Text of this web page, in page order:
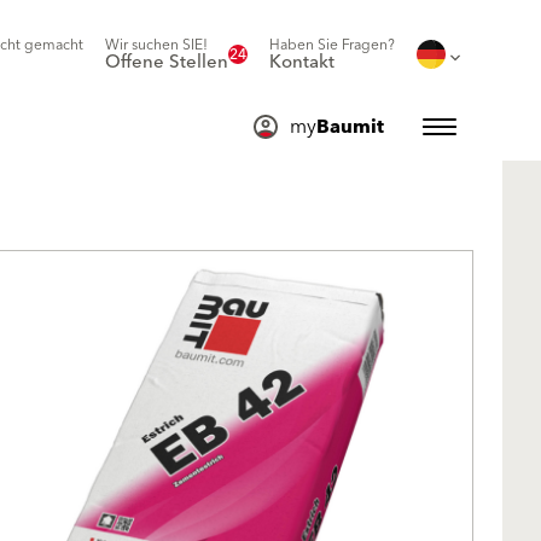
gemacht Wir suchen SIE!
Offene Stellen24 Haben Sie Fragen?
Kontakt
myBaumit